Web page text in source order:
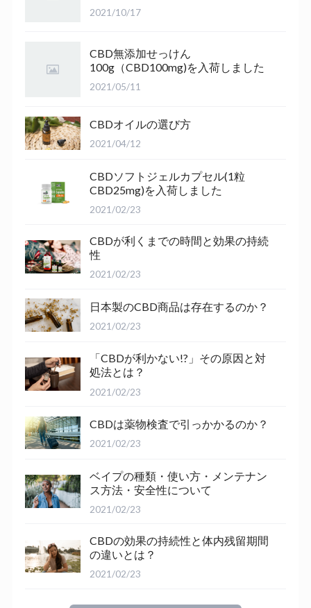
2021/10/17
CBD無添加せっけん
100g（CBD100mg)を入荷しました
2021/05/11
CBDオイルの選び方
2021/04/12
CBDソフトジェルカプセル(1粒
CBD25mg)を入荷しました
2021/02/23
CBDが利くまでの時間と効果の持続
性
2021/02/23
日本製のCBD商品は存在するのか？
2021/02/23
「CBDが利かない!?」その原因と対
処法とは？
2021/02/23
CBDは薬物検査で引っかかるのか？
2021/02/23
ベイプの種類・使い方・メンテナン
ス方法・安全性について
2021/02/23
CBDの効果の持続性と体内残留期間
の違いとは？
2021/02/23